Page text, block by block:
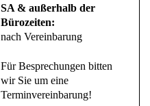
SA & außerhalb der
Bürozeiten:
nach Vereinbarung
Für Besprechungen bitten
wir Sie um eine
Terminvereinbarung!